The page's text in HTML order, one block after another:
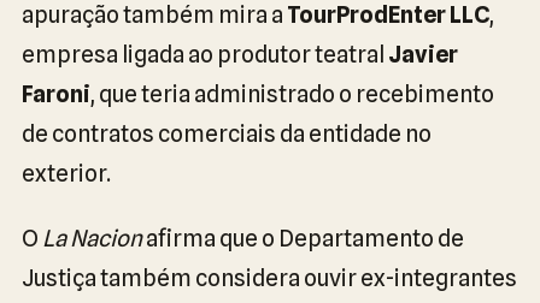
apuração também mira a TourProdEnter LLC,
empresa ligada ao produtor teatral Javier
Faroni, que teria administrado o recebimento
de contratos comerciais da entidade no
exterior.
O La Nacionafirma que o Departamento de
Justiça também considera ouvir ex-integrantes